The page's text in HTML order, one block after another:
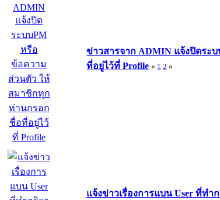
ข่าวสารจาก ADMIN แจ้งปิดร
ที่อยู่ไว้ที่ Profile « 1 2 »
แจ้งข่าวเรื่องการแบน User ที่ทำ